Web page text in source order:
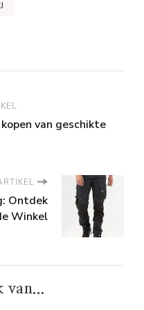
van geschikte
Ontdek
Winkel
van...